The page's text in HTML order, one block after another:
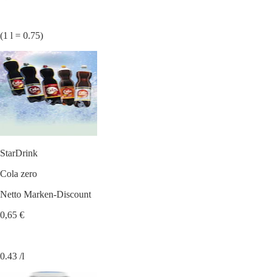
(1 l = 0.75)
StarDrink
Cola zero
Netto Marken-Discount
0,65 €
0.43 /l